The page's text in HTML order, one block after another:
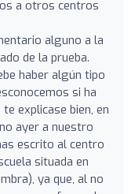
a otros centros
alguno a la
de la prueba.
haber algún tipo
si ha
explicase bien, en
ayer a nuestro
escrito al centro
situada en
ya que, al no